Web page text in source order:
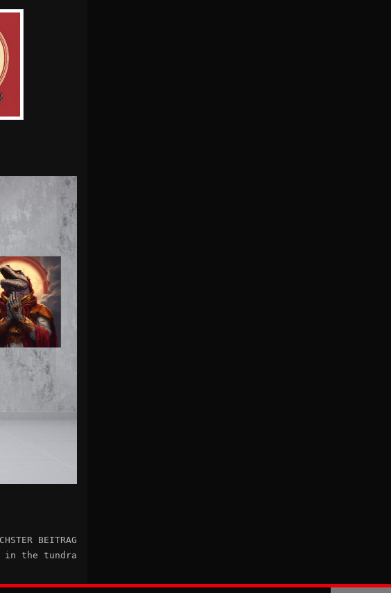
BEITRAG
in the tundra